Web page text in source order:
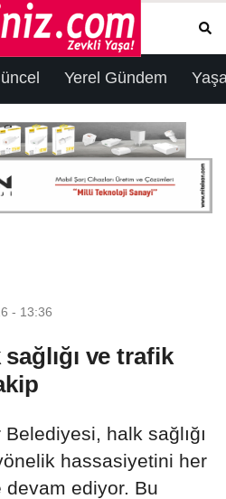
Yerel Gündem
- 13:36
ve trafik
halk sağlığı
hassasiyetini her
ediyor. Bu